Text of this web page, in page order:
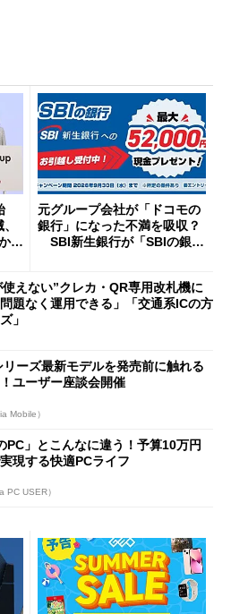
解
元グループ会社が「ドコモの
銀行」になった不満を吸収？
SBI新生銀行が「SBIの銀
開催
えない”クレカ・QR専用改札機に
題なく運用できる」「交通系ICの方
」
ーズ最新モデルを発売前に触れる
ユーザー座談会開催
Mobile）
PC」とこんなに違う！予算10万円
現する快適PCライフ
PC USER）